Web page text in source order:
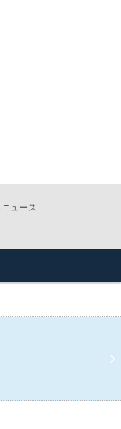
ュース